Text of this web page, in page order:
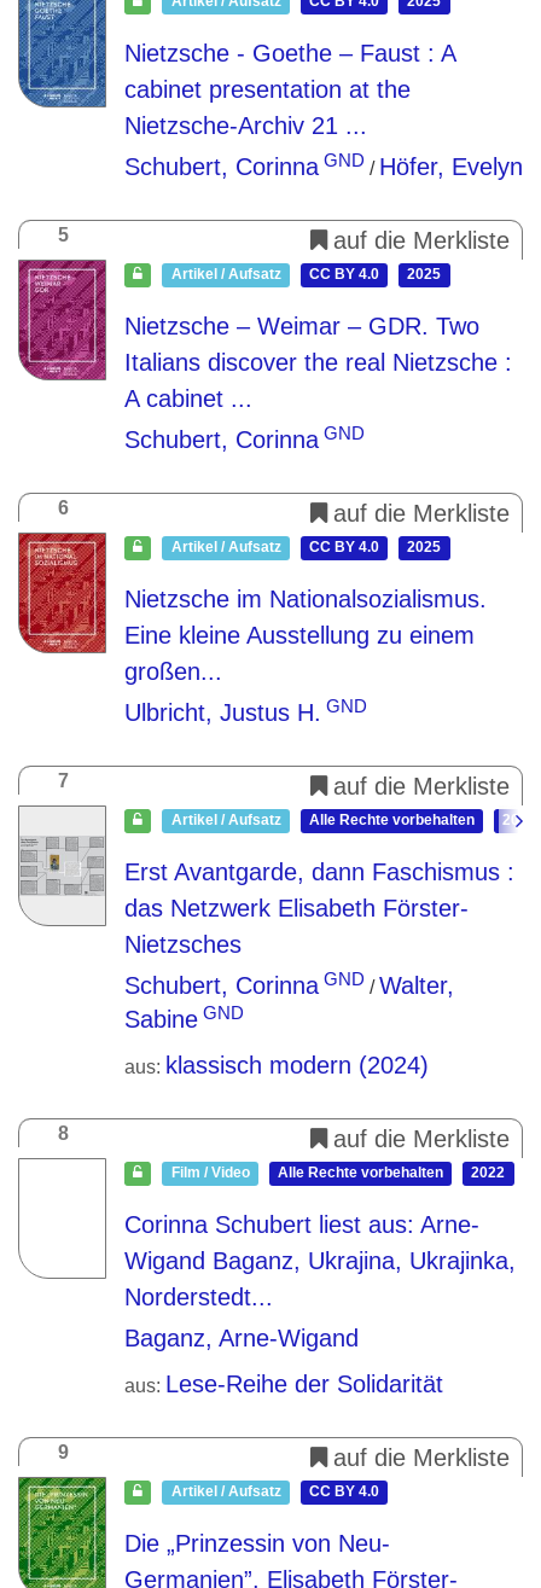
Nietzsche - Goethe – Faust : A
cabinet presentation at the
Nietzsche-Archiv 21 ...
Schubert, Corinna GND / Höfer, Evelyn
5 auf die Merkliste
Artikel / Aufsatz CC BY 4.0 2025
Nietzsche – Weimar – GDR. Two
Italians discover the real Nietzsche :
A cabinet ...
Schubert, Corinna GND
6 auf die Merkliste
Artikel / Aufsatz CC BY 4.0 2025
Nietzsche im Nationalsozialismus.
Eine kleine Ausstellung zu einem
großen...
Ulbricht, Justus H. GND
7 auf die Merkliste
Artikel / Aufsatz Alle Rechte vorbehalten 2024
Erst Avantgarde, dann Faschismus :
das Netzwerk Elisabeth Förster-
Nietzsches
Schubert, Corinna GND /Walter,
Sabine GND
aus: klassisch modern (2024)
8 auf die Merkliste
Film / Video Alle Rechte vorbehalten 2022
Corinna Schubert liest aus: Arne-
Wigand Baganz, Ukrajina, Ukrajinka,
Norderstedt...
Baganz, Arne-Wigand
aus: Lese-Reihe der Solidarität
9 auf die Merkliste
Artikel / Aufsatz CC BY 4.0
Die „Prinzessin von Neu-
Germanien”. Elisabeth Förster-